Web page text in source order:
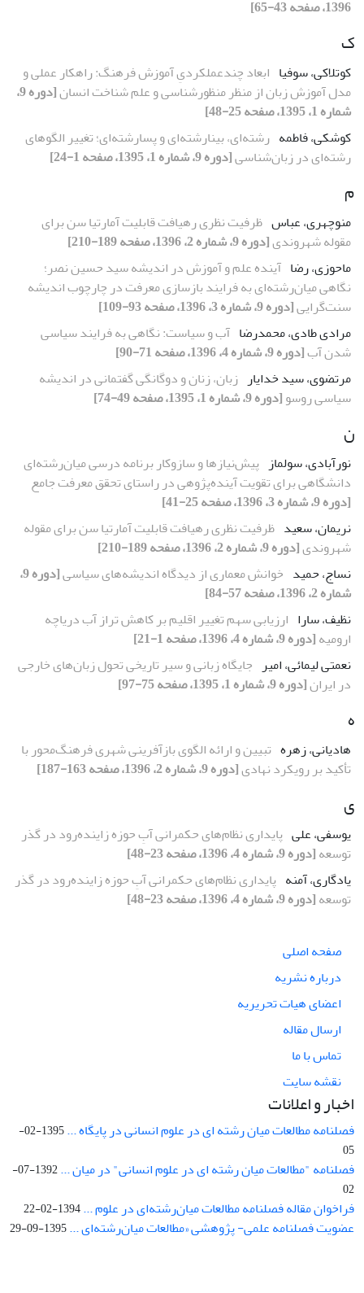
1396، صفحه 43-65]
ک
کوتلاکی، سوفیا ابعاد چند‌عملکردیِ آموزش فرهنگ: راهکار عملی و
مدل آموزش زبان از منظر منظورشناسی و علم شناخت انسان
[دوره 9،
شماره 1، 1395، صفحه 25-48]
کوشکی، فاطمه رشته‌ای، بینارشته‌ای و پسارشته‌ای؛ تغییر الگوهای
رشته‌ای در زبان‌شناسی[دوره 9، شماره 1، 1395، صفحه 1-24]
م
منوچهری، عباس ظرفیت نظری رهیافت قابلیت آمارتیا سن برای
مقوله شهروندی[دوره 9، شماره 2، 1396، صفحه 189-210]
ماحوزی، رضا آینده علم و آموزش در اندیشه سید حسین نصر؛
نگاهی میان‌رشته‌ای به فرایند بازسازی معرفت در چارچوب اندیشه
سنت‌گرایی[دوره 9، شماره 3، 1396، صفحه 93-109]
مرادی طادی، محمدرضا آب‌ و سیاست: نگاهی به فرایند سیاسی
شدن آب[دوره 9، شماره 4، 1396، صفحه 71-90]
مرتضوی، سید خدایار زبان، زنان و دوگانگی گفتمانی در اندیشه
سیاسی روسو[دوره 9، شماره 1، 1395، صفحه 49-74]
ن
نورآبادی، سولماز پیش‌نیازها و سازوکار برنامه درسی میان‌رشته‌ای
دانشگاهی برای تقویت آینده‌پژوهی در راستای تحقق معرفت جامع
[دوره 9، شماره 3، 1396، صفحه 25-41]
نریمان، سعید ظرفیت نظری رهیافت قابلیت آمارتیا سن برای مقوله
شهروندی[دوره 9، شماره 2، 1396، صفحه 189-210]
نساج، حمید خوانش معماری از دیدگاه اندیشه‌های سیاسی
[دوره 9،
شماره 2، 1396، صفحه 57-84]
نظیف، سارا ارزیابی سهم تغییر اقلیم بر کاهش تراز آب دریاچه
ارومیه[دوره 9، شماره 4، 1396، صفحه 1-21]
نعمتی لیمائی، امیر جایگاه زبانی و سیر تاریخی تحول زبان‌های خارجی
در ایران[دوره 9، شماره 1، 1395، صفحه 75-97]
ه
هادیانی، زهره تبیین و ارائه الگوی بازآفرینی شهری فرهنگ‌محور با
تأکید بر رویکرد نهادی[دوره 9، شماره 2، 1396، صفحه 163-187]
ی
یوسفی، علی پایداری نظام‌های حکمرانی آبِ حوزه زاینده‌رود در گذر
توسعه[دوره 9، شماره 4، 1396، صفحه 23-48]
یادگاری، آمنه پایداری نظام‌های حکمرانی آبِ حوزه زاینده‌رود در گذر
توسعه[دوره 9، شماره 4، 1396، صفحه 23-48]
صفحه اصلی
درباره نشریه
اعضای هیات تحریریه
ارسال مقاله
تماس با ما
نقشه سایت
اخبار و اعلانات
فصلنامه مطالعات میان رشته ای در علوم انسانی در پایگاه ...
1395-02-
05
فصلنامه "مطالعات میان رشته ای در علوم انسانی" در میان ...
1392-07-
02
فراخوان مقاله فصلنامه مطالعات میان‌رشته‌ای در علوم ...1394-02-22
عضویت فصلنامه علمی- پژوهشی «مطالعات میان‌رشته‌ای ...1395-09-29